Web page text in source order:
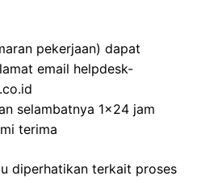
pekerjaan) dapat
email helpdesk-
selambatnya 1×24 jam
terima
diperhatikan terkait proses